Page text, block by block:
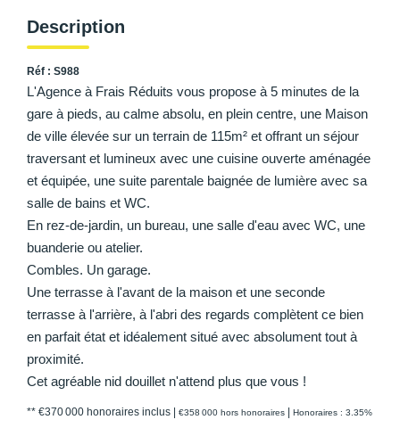
Description
Réf : S988
L'Agence à Frais Réduits vous propose à 5 minutes de la
gare à pieds, au calme absolu, en plein centre, une Maison
de ville élevée sur un terrain de 115m² et offrant un séjour
traversant et lumineux avec une cuisine ouverte aménagée
et équipée, une suite parentale baignée de lumière avec sa
salle de bains et WC.
En rez-de-jardin, un bureau, une salle d'eau avec WC, une
buanderie ou atelier.
Combles. Un garage.
Une terrasse à l'avant de la maison et une seconde
terrasse à l'arrière, à l'abri des regards complètent ce bien
en parfait état et idéalement situé avec absolument tout à
proximité.
Cet agréable nid douillet n'attend plus que vous !
** €370 000 honoraires inclus | €358 000 hors honoraires | Honoraires : 3.35%